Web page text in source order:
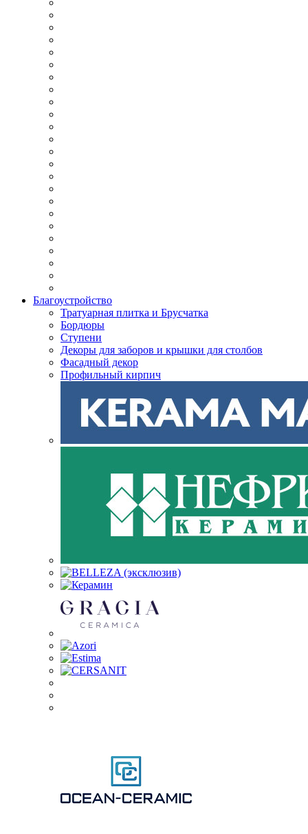
Благоустройство
Тратуарная плитка и Брусчатка
Бордюры
Ступени
Декоры для заборов и крышки для столбов
Фасадный декор
Профильный кирпич